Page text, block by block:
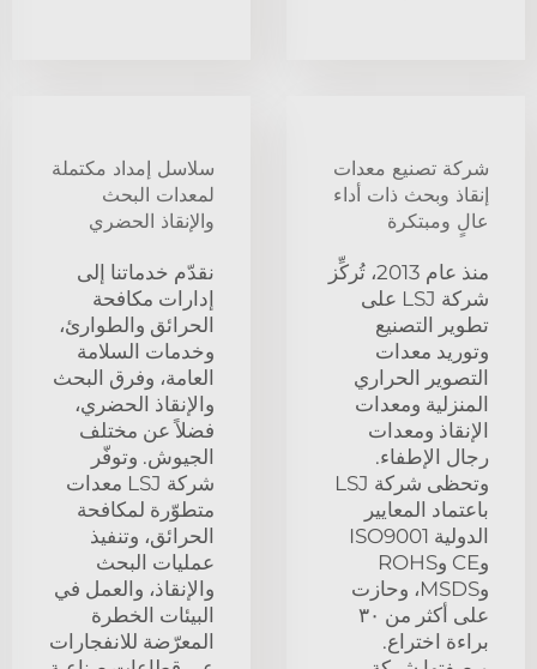
شركة تصنيع معدات
إنقاذ وبحث ذات أداء
عالٍ ومبتكرة
منذ عام 2013، تُركِّز
شركة LSJ على
تطوير التصنيع
وتوريد معدات
التصوير الحراري
المنزلية ومعدات
الإنقاذ ومعدات
رجال الإطفاء.
وتحظى شركة LSJ
باعتماد المعايير
الدولية ISO9001
وCE وROHS
وMSDS، وحازت
على أكثر من ٣٠
براءة اختراع.
سلاسل إمداد مكتملة
لمعدات البحث
والإنقاذ الحضري
نقدّم خدماتنا إلى
إدارات مكافحة
الحرائق والطوارئ،
وخدمات السلامة
العامة، وفرق البحث
والإنقاذ الحضري،
فضلاً عن مختلف
الجيوش. وتوفّر
شركة LSJ معدات
متطوّرة لمكافحة
الحرائق، وتنفيذ
عمليات البحث
والإنقاذ، والعمل في
البيئات الخطرة
المعرّضة للانفجارات